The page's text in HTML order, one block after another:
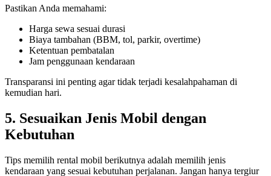
Pastikan Anda memahami:
Harga sewa sesuai durasi
Biaya tambahan (BBM, tol, parkir, overtime)
Ketentuan pembatalan
Jam penggunaan kendaraan
Transparansi ini penting agar tidak terjadi kesalahpahaman di
kemudian hari.
5. Sesuaikan Jenis Mobil dengan
Kebutuhan
Tips memilih rental mobil berikutnya adalah memilih jenis
kendaraan yang sesuai kebutuhan perjalanan. Jangan hanya tergiur